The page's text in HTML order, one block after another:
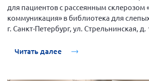
для пациентов с рассеянным склерозом
коммуникация» в библиотека для
г. Санкт-Петербург, ул. Стрельнинская,
библиотекой «Точки зрения», при
Читать далее